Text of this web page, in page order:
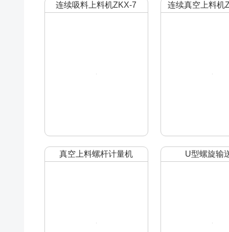
连续吸料上料机ZKX-7 连续真空上料机
真空上料螺杆计量机 U型螺旋输